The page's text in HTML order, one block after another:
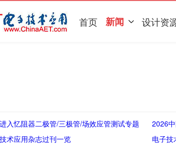
首页 新闻 设计资
入忆阻器二极管/三极管/场效应管测试专题
2026
术应用杂志过刊一览
电子技